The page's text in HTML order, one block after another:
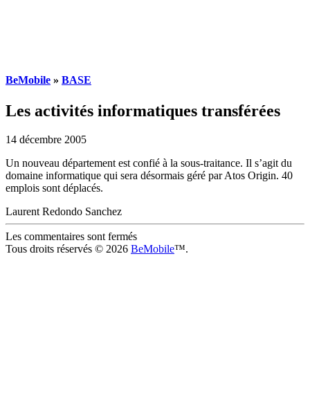
BeMobile » BASE
Les activités informatiques transférées
14 décembre 2005
Un nouveau département est confié à la sous-traitance. Il s’agit du
domaine informatique qui sera désormais géré par Atos Origin. 40
emplois sont déplacés.
Laurent Redondo Sanchez
Les commentaires sont fermés
Tous droits réservés © 2026 BeMobile™.